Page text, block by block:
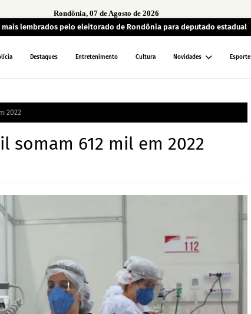
Rondônia, 07 de Agosto de 2026
mais lembrados pelo eleitorado de Rondônia para deputado estadual
Destaques Entretenimento Cultura Novidades Esporte
2022
somam 612 mil em 2022